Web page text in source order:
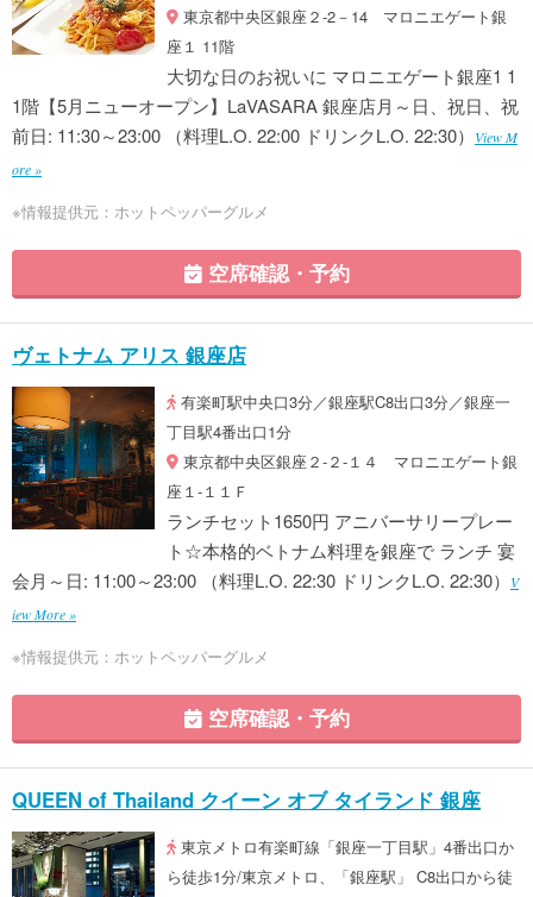
東京都中央区銀座２-2－14 マロニエゲート銀
座１ 11階
大切な日のお祝いに マロニエゲート銀座1 1
1階【5月ニューオープン】LaVASARA 銀座店月～日、祝日、祝
前日: 11:30～23:00 （料理L.O. 22:00 ドリンクL.O. 22:30）
View M
ore »
※情報提供元：ホットペッパーグルメ
空席確認・予約
ヴェトナム アリス 銀座店
有楽町駅中央口3分／銀座駅C8出口3分／銀座一
丁目駅4番出口1分
東京都中央区銀座２-２-１４ マロニエゲート銀
座１-１１Ｆ
ランチセット1650円 アニバーサリープレー
ト☆本格的ベトナム料理を銀座で ランチ 宴
会月～日: 11:00～23:00 （料理L.O. 22:30 ドリンクL.O. 22:30）
V
iew More »
※情報提供元：ホットペッパーグルメ
空席確認・予約
QUEEN of Thailand クイーン オブ タイランド 銀座
東京メトロ有楽町線「銀座一丁目駅」4番出口か
ら徒歩1分/東京メトロ、「銀座駅」 C8出口から徒